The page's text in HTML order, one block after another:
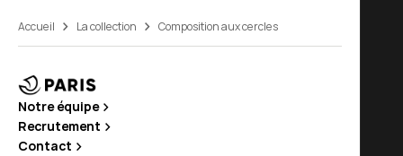
Accueil La collection Composition aux cercles
Notre équipe
Recrutement
Contact